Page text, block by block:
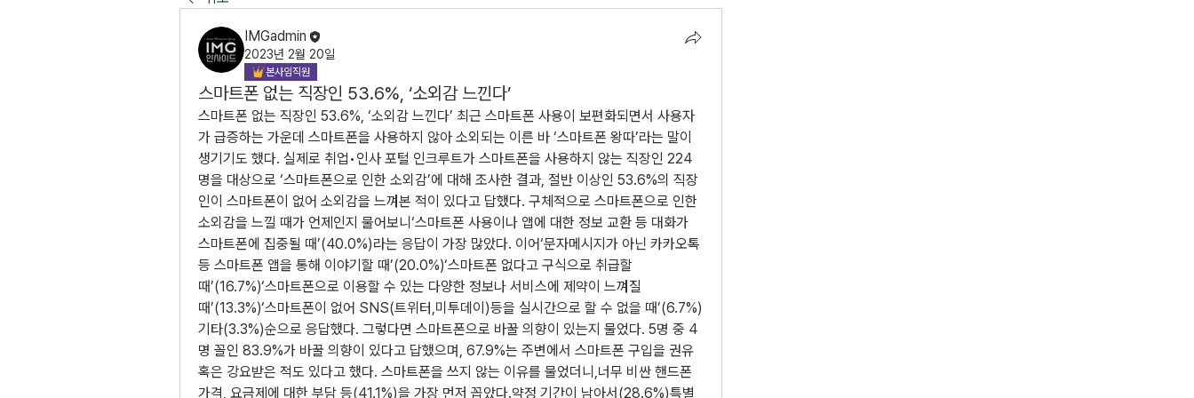
IMGadmin
2023년 2월 20일
본사임직원
스마트폰 없는 직장인 53.6%, ‘소외감 느낀다’
스마트폰 없는 직장인 53.6%, ‘소외감 느낀다’ 최근 스마트폰 사용이 보편화되면서 사용자
가 급증하는 가운데 스마트폰을 사용하지 않아 소외되는 이른 바 ‘스마트폰 왕따’라는 말이
생기기도 했다. 실제로 취업•인사 포털 인크루트가 스마트폰을 사용하지 않는 직장인 224
명을 대상으로 ‘스마트폰으로 인한 소외감’에 대해 조사한 결과, 절반 이상인 53.6%의 직장
인이 스마트폰이 없어 소외감을 느껴본 적이 있다고 답했다. 구체적으로 스마트폰으로 인한
소외감을 느낄 때가 언제인지 물어보니‘스마트폰 사용이나 앱에 대한 정보 교환 등 대화가
스마트폰에 집중될 때’(40.0%)라는 응답이 가장 많았다. 이어‘문자메시지가 아닌 카카오톡
등 스마트폰 앱을 통해 이야기할 때’(20.0%)‘스마트폰 없다고 구식으로 취급할
때’(16.7%)‘스마트폰으로 이용할 수 있는 다양한 정보나 서비스에 제약이 느껴질
때’(13.3%)‘스마트폰이 없어 SNS(트위터,미투데이)등을 실시간으로 할 수 없을 때’(6.7%)
기타(3.3%)순으로 응답했다. 그렇다면 스마트폰으로 바꿀 의향이 있는지 물었다. 5명 중 4
명 꼴인 83.9%가 바꿀 의향이 있다고 답했으며, 67.9%는 주변에서 스마트폰 구입을 권유
혹은 강요받은 적도 있다고 했다. 스마트폰을 쓰지 않는 이유를 물었더니,너무 비싼 핸드폰
가격, 요금제에 대한 부담 등(41.1%)을 가장 먼저 꼽았다.약정 기간이 남아서(28.6%)특별